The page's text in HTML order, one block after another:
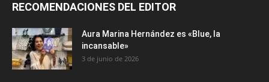
RECOMENDACIONES DEL EDITOR
Aura Marina Hernández es «Blue, la
incansable»
3 de junio de 2026